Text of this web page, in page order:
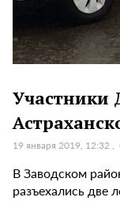
Участники
19 января 2019, 12:32
В Заводском
разъехались две